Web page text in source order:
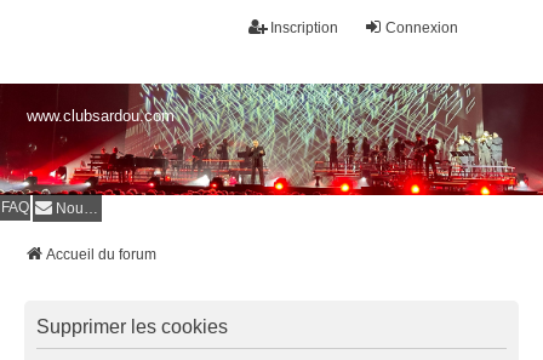
Connexion
Inscription
www.clubsardou.com
FAQ Nous contacter
Accueil du forum
Supprimer les cookies